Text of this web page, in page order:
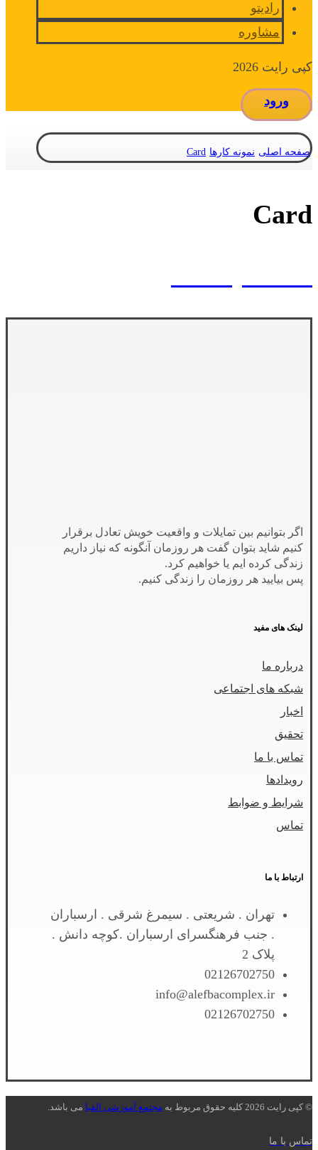
رادیتو
مشاوره
کپی رایت 2026
ورود
صفحه اصلی نمونه کارها Card
Card
اگر بتوانیم بین تمایلات و واقعیت خویش تعادل برقرار
کنیم شاید بتوان گفت هر روزمان آنگونه که نیاز داریم
زندگی کرده ایم یا خواهیم کرد.
پس بیایید هر روزمان را زندگی کنیم.
لینک های مفید
درباره ما
شبکه های اجتماعی
اخبار
تحقیق
تماس با ما
رویدادها
شرایط و ضوابط
تماس
ارتباط با ما
تهران . شریعتی . سیمرغ شرقی . ارسباران
. جنب فرهنگسرای ارسباران .کوچه دانش .
پلاک 2
02126702750
info@alefbacomplex.ir
02126702750
© کپی رایت 2026 کلیه حقوق مربوط به مجتمع آموزشی الفبا می باشد.
تماس با ما